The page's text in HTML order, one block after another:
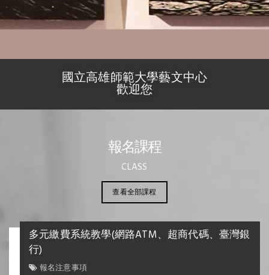
國立高雄師範大學藝文中心
歡迎您
報名課程
CLASS
查看全部課程
多元繳費系統教學(網路ATM、超商代碼、臺灣銀
行)
報名注意事項